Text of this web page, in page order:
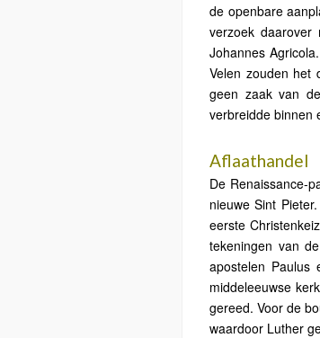
de openbare
verzoek
Johannes
Velen zouden het
geen zaak van
verbreidde binnen
Aflaathandel
De Renaissance-
nieuwe Sint
eerste
tekeningen van
apostelen
middeleeuwse
gereed. Voor de
waardoor Luther